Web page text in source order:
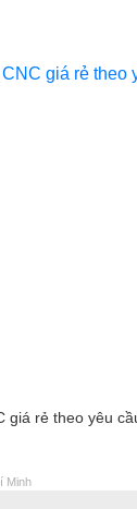
giá rẻ theo yêu
Minh